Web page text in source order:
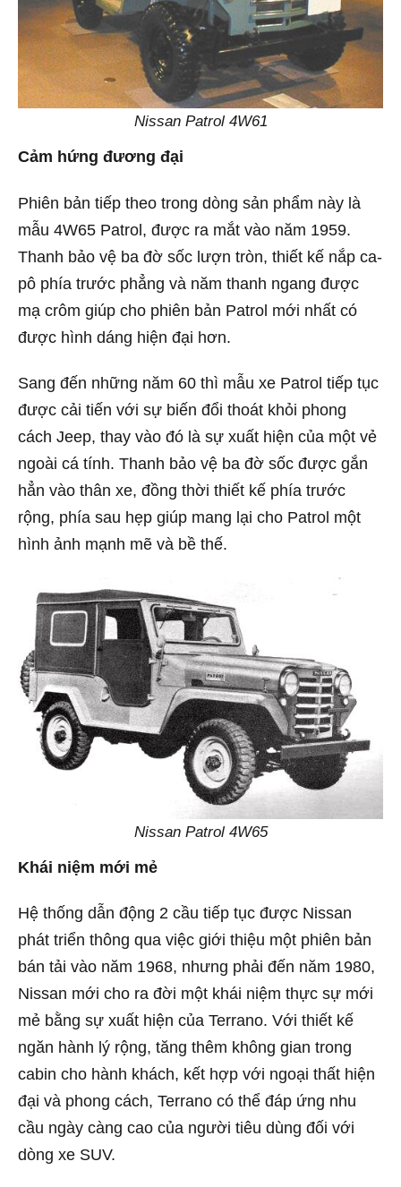
Nissan Patrol 4W61
Cảm hứng đương đại
Phiên bản tiếp theo trong dòng sản phẩm này là
mẫu 4W65 Patrol, được ra mắt vào năm 1959.
Thanh bảo vệ ba đờ sốc lượn tròn, thiết kế nắp ca-
pô phía trước phẳng và năm thanh ngang được
mạ crôm giúp cho phiên bản Patrol mới nhất có
được hình dáng hiện đại hơn.
Sang đến những năm 60 thì mẫu xe Patrol tiếp tục
được cải tiến với sự biến đổi thoát khỏi phong
cách Jeep, thay vào đó là sự xuất hiện của một vẻ
ngoài cá tính. Thanh bảo vệ ba đờ sốc được gắn
hẳn vào thân xe, đồng thời thiết kế phía trước
rộng, phía sau hẹp giúp mang lại cho Patrol một
hình ảnh mạnh mẽ và bề thế.
Nissan Patrol 4W65
Khái niệm mới mẻ
Hệ thống dẫn động 2 cầu tiếp tục được Nissan
phát triển thông qua việc giới thiệu một phiên bản
bán tải vào năm 1968, nhưng phải đến năm 1980,
Nissan mới cho ra đời một khái niệm thực sự mới
mẻ bằng sự xuất hiện của Terrano. Với thiết kế
ngăn hành lý rộng, tăng thêm không gian trong
cabin cho hành khách, kết hợp với ngoại thất hiện
đại và phong cách, Terrano có thể đáp ứng nhu
cầu ngày càng cao của người tiêu dùng đối với
dòng xe SUV.